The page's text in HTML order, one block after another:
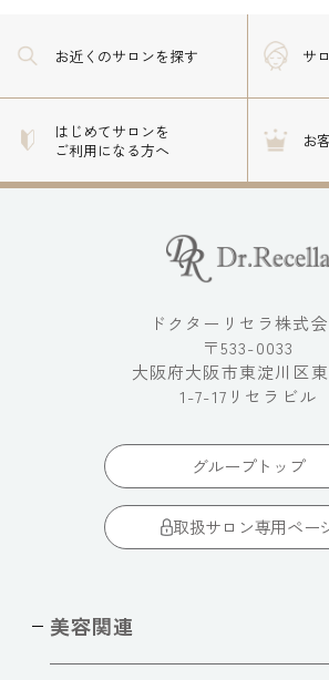
お近くのサロンを探す サ
はじめてサロンを
ご利用になる方へ
お
ドクターリセラ株式
〒533-0033
大阪府大阪市東淀川区
1-7-17リセラビル
グループトップ
取扱サロン専用ペー
美容関連